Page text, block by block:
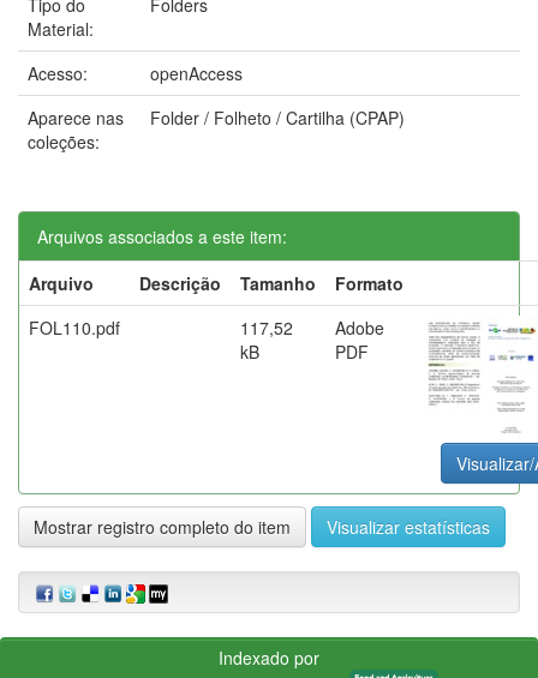
Material:
Acesso:
openAccess
Aparece nas
coleções:
Folder / Folheto / Cartilha (CPAP)
Arquivos associados a este item:
Arquivo
Descrição Tamanho
Formato
FOL110.pdf
117,52
kB
Adobe
PDF
Mostrar registro completo do item Visualizar estatísticas
Indexado por